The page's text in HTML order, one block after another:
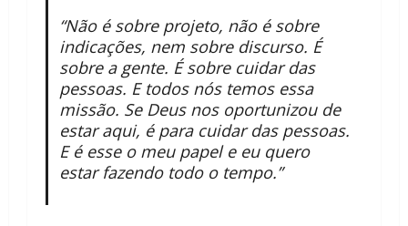
“Não é sobre projeto, não é sobre
indicações, nem sobre discurso. É
sobre a gente. É sobre cuidar das
pessoas. E todos nós temos essa
missão. Se Deus nos oportunizou de
estar aqui, é para cuidar das pessoas.
E é esse o meu papel e eu quero
estar fazendo todo o tempo.”